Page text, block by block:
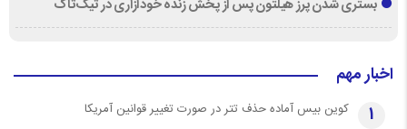
بستری شدن پرز هیلتون پس از پخش زنده خودآزاری در تیک‌تاک
اخبار مهم
1 کوین بیس آماده حذف تتر در صورت تغییر قوانین آمریکا